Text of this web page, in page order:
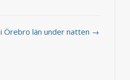
Örebro län under natten →